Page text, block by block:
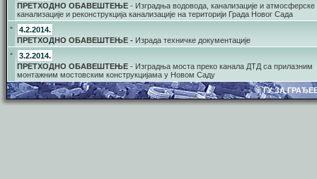
ПРЕТХОДНО ОБАВЕШТЕЊЕ - Изградња водовода, канализације и атмосферске
канализације и реконструкција канализације на територији Града Новог Сада
•
4.2.2014.
ПРЕТХОДНО ОБАВЕШТЕЊЕ - Израда техничке документације
•
3.2.2014.
ПРЕТХОДНО ОБАВЕШТЕЊЕ - Изградња моста преко канала ДТД са прилазним
монтажним мостовским конструкцијама у Новом Саду
© ГУ ЗА